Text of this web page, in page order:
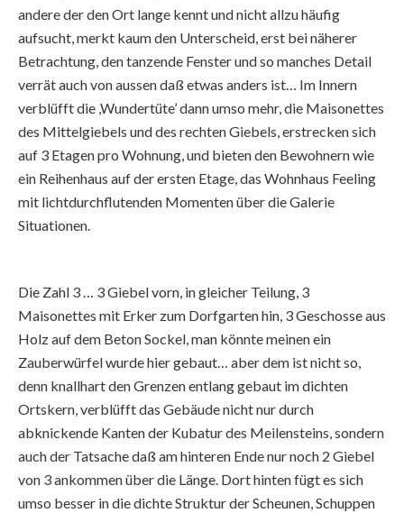
andere der den Ort lange kennt und nicht allzu häufig
aufsucht, merkt kaum den Unterscheid, erst bei näherer
Betrachtung, den tanzende Fenster und so manches Detail
verrät auch von aussen daß etwas anders ist… Im Innern
verblüfft die ,Wundertüte’ dann umso mehr, die Maisonettes
des Mittelgiebels und des rechten Giebels, erstrecken sich
auf 3 Etagen pro Wohnung, und bieten den Bewohnern wie
ein Reihenhaus auf der ersten Etage, das Wohnhaus Feeling
mit lichtdurchflutenden Momenten über die Galerie
Situationen.
Die Zahl 3 … 3 Giebel vorn, in gleicher Teilung, 3
Maisonettes mit Erker zum Dorfgarten hin, 3 Geschosse aus
Holz auf dem Beton Sockel, man könnte meinen ein
Zauberwürfel wurde hier gebaut… aber dem ist nicht so,
denn knallhart den Grenzen entlang gebaut im dichten
Ortskern, verblüfft das Gebäude nicht nur durch
abknickende Kanten der Kubatur des Meilensteins, sondern
auch der Tatsache daß am hinteren Ende nur noch 2 Giebel
von 3 ankommen über die Länge. Dort hinten fügt es sich
umso besser in die dichte Struktur der Scheunen, Schuppen